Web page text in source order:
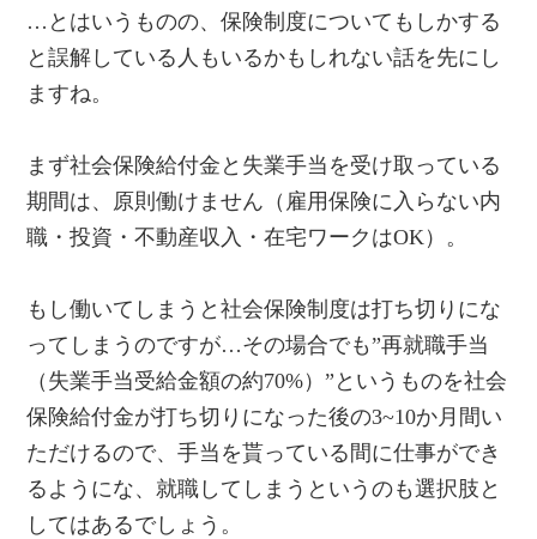
…とはいうものの、保険制度についてもしかする
と誤解している人もいるかもしれない話を先にし
ますね。
まず社会保険給付金と失業手当を受け取っている
期間は、原則働けません（雇用保険に入らない内
職・投資・不動産収入・在宅ワークはOK）。
もし働いてしまうと社会保険制度は打ち切りにな
ってしまうのですが…その場合でも”再就職手当
（失業手当受給金額の約70%）”というものを社会
保険給付金が打ち切りになった後の3~10か月間い
ただけるので、手当を貰っている間に仕事ができ
るようにな、就職してしまうというのも選択肢と
してはあるでしょう。